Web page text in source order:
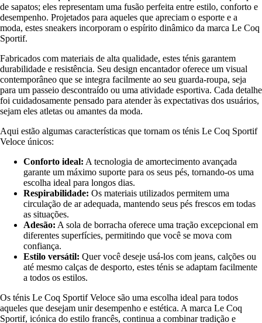
de sapatos; eles representam uma fusão perfeita entre estilo, conforto e
desempenho. Projetados para aqueles que apreciam o esporte e a
moda, estes sneakers incorporam o espírito dinâmico da marca Le Coq
Sportif.
Fabricados com materiais de alta qualidade, estes ténis garantem
durabilidade e resistência. Seu design encantador oferece um visual
contemporâneo que se integra facilmente ao seu guarda-roupa, seja
para um passeio descontraído ou uma atividade esportiva. Cada detalhe
foi cuidadosamente pensado para atender às expectativas dos usuários,
sejam eles atletas ou amantes da moda.
Aqui estão algumas características que tornam os ténis Le Coq Sportif
Veloce únicos:
Conforto ideal: A tecnologia de amortecimento avançada
garante um máximo suporte para os seus pés, tornando-os uma
escolha ideal para longos dias.
Respirabilidade: Os materiais utilizados permitem uma
circulação de ar adequada, mantendo seus pés frescos em todas
as situações.
Adesão: A sola de borracha oferece uma tração excepcional em
diferentes superfícies, permitindo que você se mova com
confiança.
Estilo versátil: Quer você deseje usá-los com jeans, calções ou
até mesmo calças de desporto, estes ténis se adaptam facilmente
a todos os estilos.
Os ténis Le Coq Sportif Veloce são uma escolha ideal para todos
aqueles que desejam unir desempenho e estética. A marca Le Coq
Sportif, icónica do estilo francês, continua a combinar tradição e